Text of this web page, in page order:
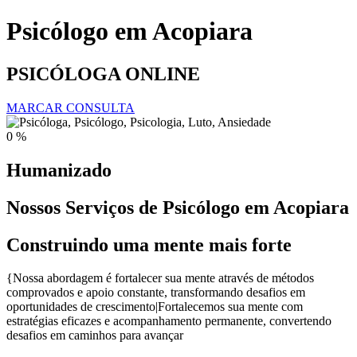
Psicólogo em Acopiara
PSICÓLOGA ONLINE
MARCAR CONSULTA
0 %
Humanizado
Nossos Serviços de Psicólogo em Acopiara
Construindo uma mente mais forte
{Nossa abordagem é fortalecer sua mente através de métodos
comprovados e apoio constante, transformando desafios em
oportunidades de crescimento|Fortalecemos sua mente com
estratégias eficazes e acompanhamento permanente, convertendo
desafios em caminhos para avançar